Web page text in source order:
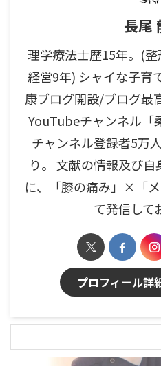
長尾
理学療法士歴15年。(
経営9年) シャイな子育
康ブログ開設/ブログ最
YouTubeチャンネル「
チャンネル登録者5万
り。 文献の情報及び
に、「膝の痛み」×「
て発信して
プロフィール詳